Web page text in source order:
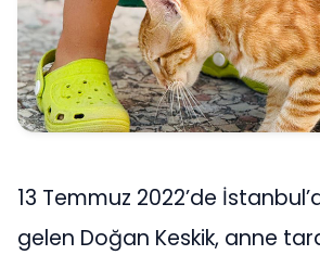
13 Temmuz 2022’de
gelen Doğan Keskik, anne